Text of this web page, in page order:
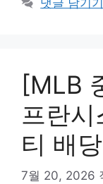
댓글 남기기
[MLB
프란시
티 배
7월 20, 2026